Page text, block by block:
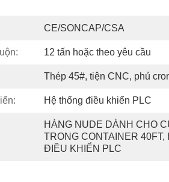
CE/SONCAP/CSA
12 tấn hoặc theo yêu cầu
Thép 45#, tiện CNC, phủ
Hệ thống điều khiển PLC
HÀNG NUDE DÀNH CHO
TRONG CONTAINER 40FT,
ĐIỀU KHIỂN PLC